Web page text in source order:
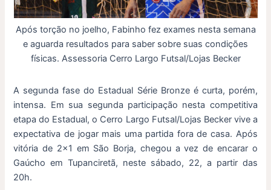
Após torção no joelho, Fabinho fez exames nesta semana
e aguarda resultados para saber sobre suas condições
físicas. Assessoria Cerro Largo Futsal/Lojas Becker
A segunda fase do Estadual Série Bronze é curta, porém,
intensa. Em sua segunda participação nesta competitiva
etapa do Estadual, o Cerro Largo Futsal/Lojas Becker vive a
expectativa de jogar mais uma partida fora de casa. Após
vitória de 2×1 em São Borja, chegou a vez de encarar o
Gaúcho em Tupanciretã, neste sábado, 22, a partir das
20h.